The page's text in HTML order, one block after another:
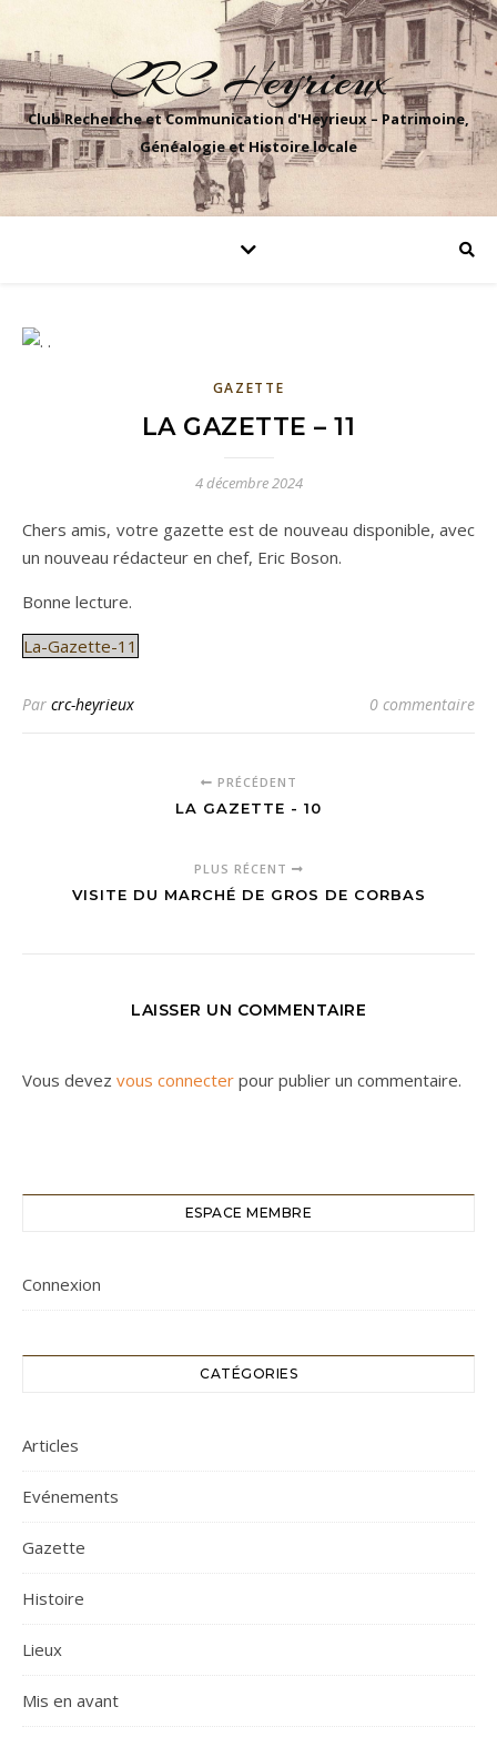
CRC Heyrieux
Club Recherche et Communication d'Heyrieux – Patrimoine,
Généalogie et Histoire locale
GAZETTE
LA GAZETTE – 11
4 décembre 2024
Chers amis, votre gazette est de nouveau disponible, avec
un nouveau rédacteur en chef, Eric Boson.
Bonne lecture.
La-Gazette-11
Par crc-heyrieux 0 commentaire
PRÉCÉDENT
LA GAZETTE - 10
PLUS RÉCENT
VISITE DU MARCHÉ DE GROS DE CORBAS
LAISSER UN COMMENTAIRE
Vous devez vous connecter pour publier un commentaire.
ESPACE MEMBRE
Connexion
CATÉGORIES
Articles
Evénements
Gazette
Histoire
Lieux
Mis en avant